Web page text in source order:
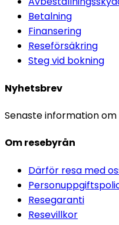
Betalning
Finansering
Reseförsäkring
Steg vid bokning
Nyhetsbrev
Senaste information
Om resebyrån
Därför resa med
Resegaranti
Resevillkor